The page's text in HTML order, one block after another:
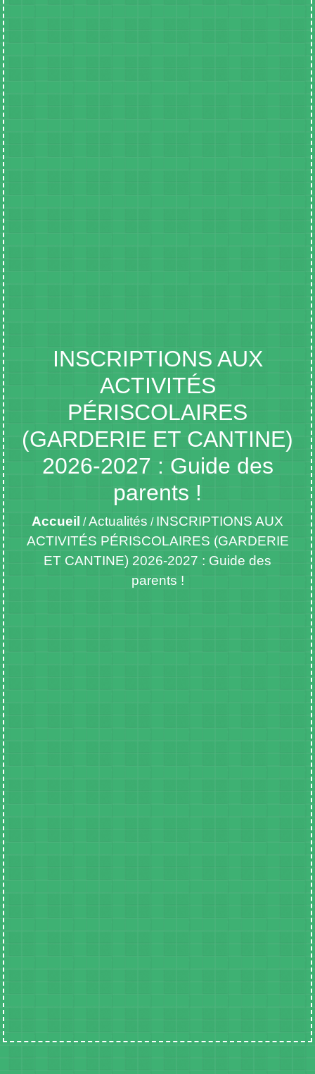
INSCRIPTIONS AUX
ACTIVITÉS
PÉRISCOLAIRES
(GARDERIE ET CANTINE)
2026-2027 : Guide des
parents !
Accueil /Actualités / INSCRIPTIONS AUX
ACTIVITÉS PÉRISCOLAIRES (GARDERIE
ET CANTINE) 2026-2027 : Guide des
parents !